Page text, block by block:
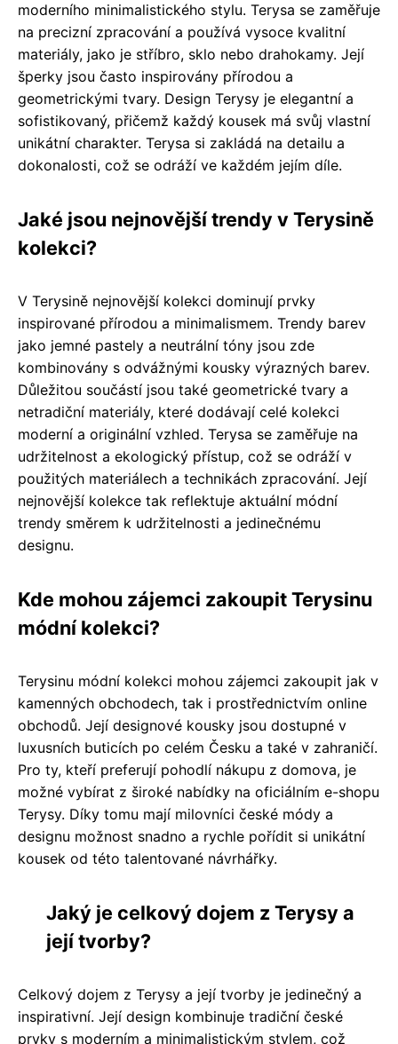
moderního minimalistického stylu. Terysa se zaměřuje
na precizní zpracování a používá vysoce kvalitní
materiály, jako je stříbro, sklo nebo drahokamy. Její
šperky jsou často inspirovány přírodou a
geometrickými tvary. Design Terysy je elegantní a
sofistikovaný, přičemž každý kousek má svůj vlastní
unikátní charakter. Terysa si zakládá na detailu a
dokonalosti, což se odráží ve každém jejím díle.
Jaké jsou nejnovější trendy v Terysině
kolekci?
V Terysině nejnovější kolekci dominují prvky
inspirované přírodou a minimalismem. Trendy barev
jako jemné pastely a neutrální tóny jsou zde
kombinovány s odvážnými kousky výrazných barev.
Důležitou součástí jsou také geometrické tvary a
netradiční materiály, které dodávají celé kolekci
moderní a originální vzhled. Terysa se zaměřuje na
udržitelnost a ekologický přístup, což se odráží v
použitých materiálech a technikách zpracování. Její
nejnovější kolekce tak reflektuje aktuální módní
trendy směrem k udržitelnosti a jedinečnému
designu.
Kde mohou zájemci zakoupit Terysinu
módní kolekci?
Terysinu módní kolekci mohou zájemci zakoupit jak v
kamenných obchodech, tak i prostřednictvím online
obchodů. Její designové kousky jsou dostupné v
luxusních buticích po celém Česku a také v zahraničí.
Pro ty, kteří preferují pohodlí nákupu z domova, je
možné vybírat z široké nabídky na oficiálním e-shopu
Terysy. Díky tomu mají milovníci české módy a
designu možnost snadno a rychle pořídit si unikátní
kousek od této talentované návrhářky.
Jaký je celkový dojem z Terysy a
její tvorby?
Celkový dojem z Terysy a její tvorby je jedinečný a
inspirativní. Její design kombinuje tradiční české
prvky s moderním a minimalistickým stylem, což